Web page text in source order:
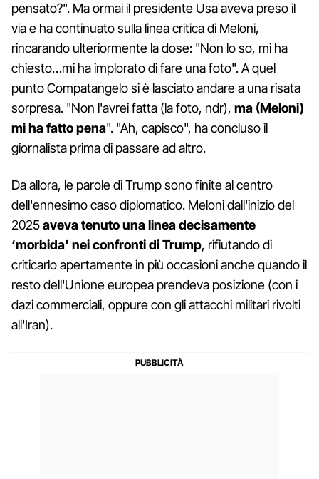
pensato?". Ma ormai il presidente Usa aveva preso il
via e ha continuato sulla linea critica di Meloni,
rincarando ulteriormente la dose: "Non lo so, mi ha
chiesto…mi ha implorato di fare una foto". A quel
punto Compatangelo si è lasciato andare a una risata
sorpresa. "Non l'avrei fatta (la foto, ndr), ma (Meloni)
mi ha fatto pena". "Ah, capisco", ha concluso il
giornalista prima di passare ad altro.
Da allora, le parole di Trump sono finite al centro
dell'ennesimo caso diplomatico. Meloni dall'inizio del
2025aveva tenuto una linea decisamente
‘morbida' nei confronti di Trump, rifiutando di
criticarlo apertamente in più occasioni anche quando il
resto dell'Unione europea prendeva posizione (con i
dazi commerciali, oppure con gli attacchi militari rivolti
all'Iran).